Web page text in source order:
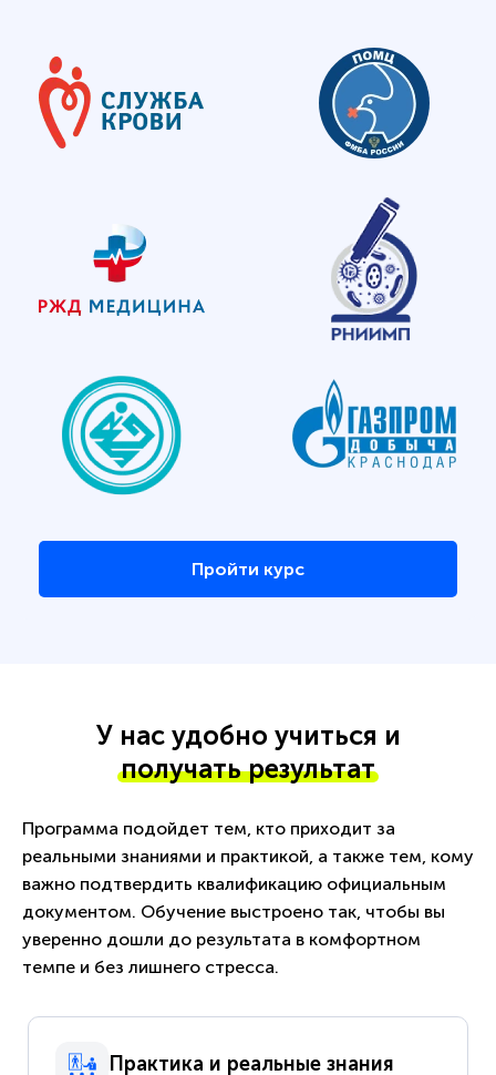
Пройти курс
У нас удобно учиться и
получать результат
Программа подойдет тем, кто приходит за
реальными знаниями и практикой, а также тем, кому
важно подтвердить квалификацию официальным
документом. Обучение выстроено так, чтобы вы
уверенно дошли до результата в комфортном
темпе и без лишнего стресса.
Практика и реальные знания